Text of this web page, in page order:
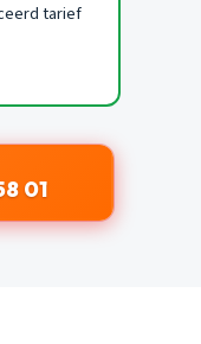
tarief
01